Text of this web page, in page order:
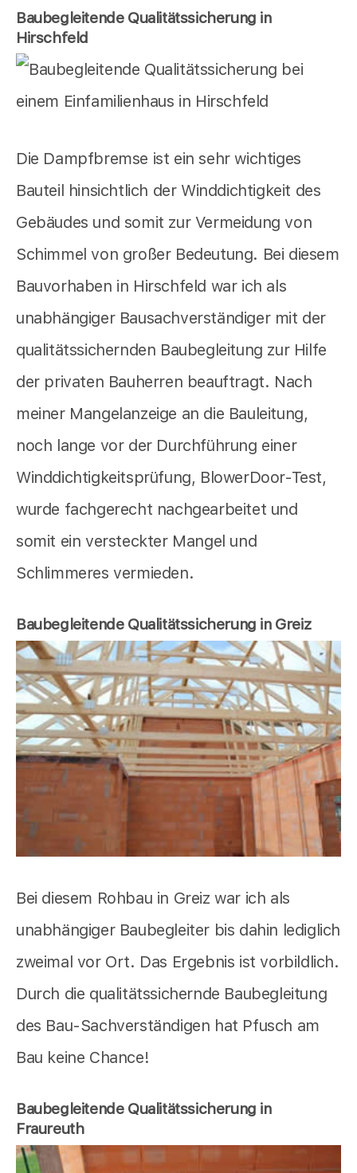
Baubegleitende Qualitätssicherung in
Hirschfeld
Die Dampfbremse ist ein sehr wichtiges
Bauteil hinsichtlich der Winddichtigkeit des
Gebäudes und somit zur Vermeidung von
Schimmel von großer Bedeutung. Bei diesem
Bauvorhaben in Hirschfeld war ich als
unabhängiger Bausachverständiger mit der
qualitätssichernden Baubegleitung zur Hilfe
der privaten Bauherren beauftragt. Nach
meiner Mangelanzeige an die Bauleitung,
noch lange vor der Durchführung einer
Winddichtigkeitsprüfung, BlowerDoor-Test,
wurde fachgerecht nachgearbeitet und
somit ein versteckter Mangel und
Schlimmeres vermieden.
Baubegleitende Qualitätssicherung in Greiz
Bei diesem Rohbau in Greiz war ich als
unabhängiger Baubegleiter bis dahin lediglich
zweimal vor Ort. Das Ergebnis ist vorbildlich.
Durch die qualitätssichernde Baubegleitung
des Bau-Sachverständigen hat Pfusch am
Bau keine Chance!
Baubegleitende Qualitätssicherung in
Fraureuth